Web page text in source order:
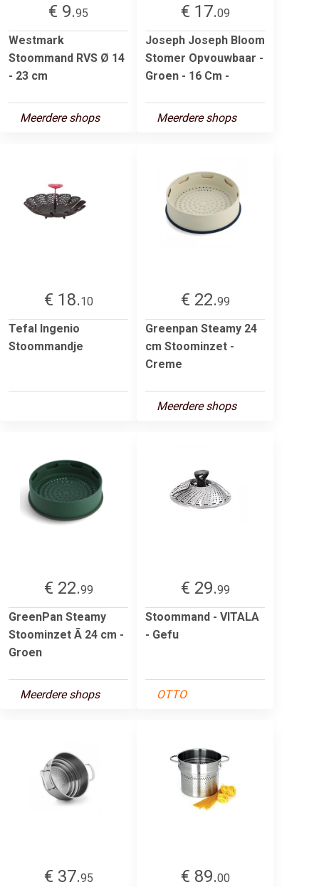
€ 9.95
Westmark
Stoommand RVS Ø 14
- 23 cm
Meerdere shops
€ 17.09
Joseph Joseph Bloom
Stomer Opvouwbaar -
Groen - 16 Cm -
Meerdere shops
€ 18.10
Tefal Ingenio
Stoommandje
€ 22.99
Greenpan Steamy 24
cm Stoominzet -
Creme
Meerdere shops
€ 22.99
GreenPan Steamy
Stoominzet Ã 24 cm -
Groen
Meerdere shops
€ 29.99
Stoommand - VITALA
- Gefu
OTTO
€ 37.95
€ 89.00